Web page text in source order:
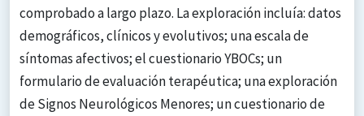
comprobado a largo plazo. La exploración incluía: datos
demográficos, clínicos y evolutivos; una escala de
síntomas afectivos; el cuestionario YBOCs; un
formulario de evaluación terapéutica; una exploración
de Signos Neurológicos Menores; un cuestionario de